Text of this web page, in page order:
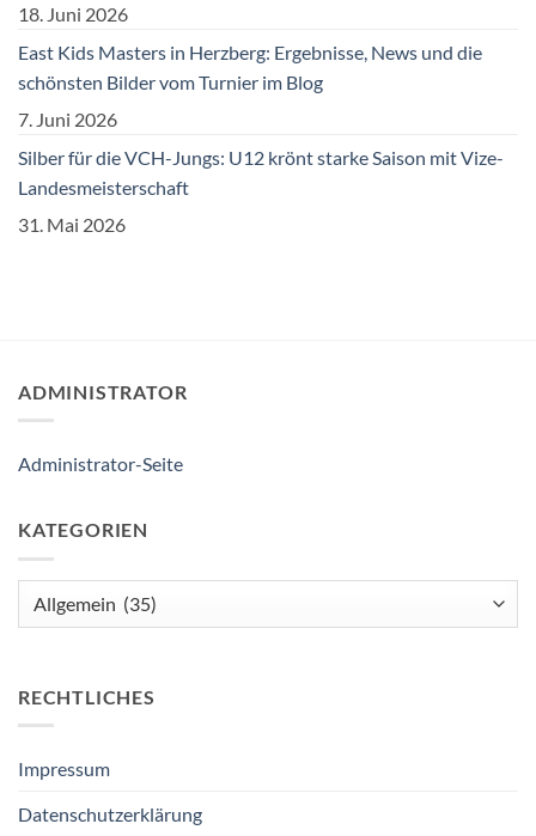
18. Juni 2026
East Kids Masters in Herzberg: Ergebnisse, News und die
schönsten Bilder vom Turnier im Blog
7. Juni 2026
Silber für die VCH-Jungs: U12 krönt starke Saison mit Vize-
Landesmeisterschaft
31. Mai 2026
ADMINISTRATOR
Administrator-Seite
KATEGORIEN
RECHTLICHES
Impressum
Datenschutzerklärung